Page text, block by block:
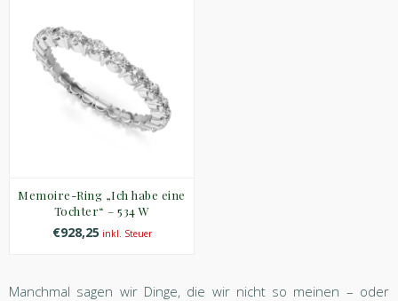
Memoire-Ring „Ich habe eine
Tochter“ – 534 W
€928,25 inkl. Steuer
Manchmal sagen wir Dinge, die wir nicht so meinen – oder